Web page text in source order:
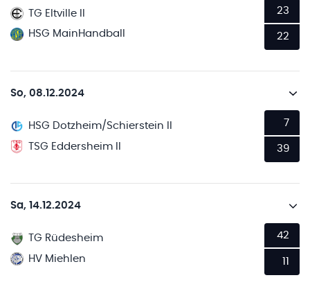
TG Eltville II
HSG MainHandball
23
22
So, 08.12.2024
HSG Dotzheim/Schierstein II
TSG Eddersheim II
7
39
Sa, 14.12.2024
TG Rüdesheim
HV Miehlen
42
11